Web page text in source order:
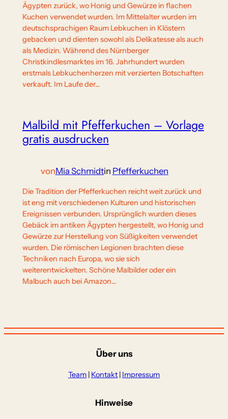
Ägypten zurück, wo Honig und Gewürze in flachen
Kuchen verwendet wurden. Im Mittelalter wurden im
deutschsprachigen Raum Lebkuchen in Klöstern
gebacken und dienten sowohl als Delikatesse als auch
als Medizin. Während des Nürnberger
Christkindlesmarktes im 16. Jahrhundert wurden
erstmals Lebkuchenherzen mit verzierten Botschaften
verkauft. Im Laufe der…
Malbild mit Pfefferkuchen – Vorlage
gratis ausdrucken
vonMia Schmidtin Pfefferkuchen
Die Tradition der Pfefferkuchen reicht weit zurück und
ist eng mit verschiedenen Kulturen und historischen
Ereignissen verbunden. Ursprünglich wurden dieses
Gebäck im antiken Ägypten hergestellt, wo Honig und
Gewürze zur Herstellung von Süßigkeiten verwendet
wurden. Die römischen Legionen brachten diese
Techniken nach Europa, wo sie sich
weiterentwickelten. Schöne Malbilder oder ein
Malbuch auch bei Amazon…
Über uns
Team | Kontakt | Impressum
Hinweise